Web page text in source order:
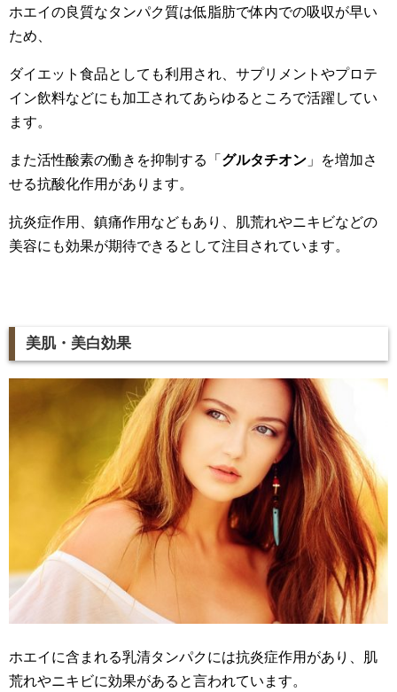
ホエイの良質なタンパク質は低脂肪で体内での吸収が早い
ため、
ダイエット食品としても利用され、サプリメントやプロテ
イン飲料などにも加工されてあらゆるところで活躍してい
ます。
また活性酸素の働きを抑制する「 グルタチオン 」を増加さ
せる抗酸化作用があります。
抗炎症作用、鎮痛作用などもあり、肌荒れやニキビなどの
美容にも効果が期待できるとして注目されています。
美肌・美白効果
ホエイに含まれる乳清タンパクには抗炎症作用があり、肌
荒れやニキビに効果があると言われています。